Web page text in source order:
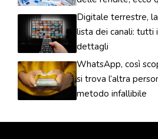
Digitale terrestre,
lista dei canali: tutti i
dettagli
WhatsApp, così
si trova l’altra
metodo infallibile